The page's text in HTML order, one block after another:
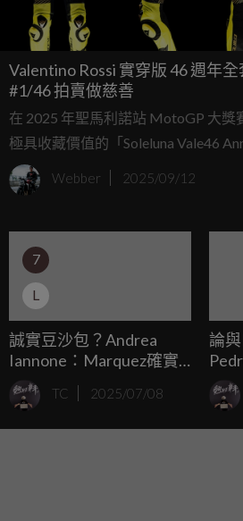
Valentino Rossi 實穿版 46 週年
#1/46 拍賣做慈善
在 2025 年聖馬利諾站 MotoGP 大獎
極具收藏價值的「Soleluna Vale46
號 #1/46 捐贈給 UNICEF，作為慈善
拍賣所得將投入 UNICEF 的「兒童道
Webber 2025/09/12
7
L
誠實豆沙包？Andrea
Iannone：Marquez確實
比Rossi更快一點... ...
TC 2025/07/08
論
就